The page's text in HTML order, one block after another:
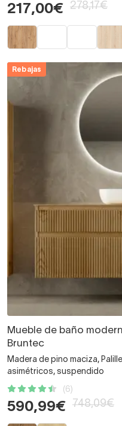
217,00€ 278,17€
Rebajas
Mueble de baño
Bruntec
Madera de pino maciza,
asimétricos, suspendido
(6)
590,99€ 748,09€